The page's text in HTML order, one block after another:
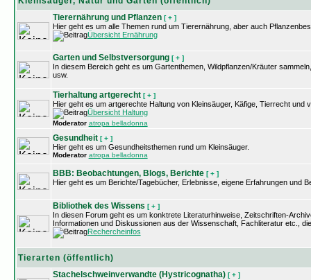
Tierernährung und Pflanzen [ + ]
Hier geht es um alle Themen rund um Tierernährung, aber auch
Übersicht Ernährung
Garten und Selbstversorgung [ + ]
In diesem Bereich geht es um Gartenthemen, Wildpflanzen/Kräuter
usw.
Tierhaltung artgerecht [ + ]
Hier geht es um artgerechte Haltung von Kleinsäuger, Käfige, Tierrecht und
Übersicht Haltung
Moderator atropa belladonna
Gesundheit [ + ]
Hier geht es um Gesundheitsthemen rund um Kleinsäuger.
Moderator atropa belladonna
BBB: Beobachtungen, Blogs, Berichte [ + ]
Hier geht es um Berichte/Tagebücher, Erlebnisse, eigene Erfahrungen und
Bibliothek des Wissens [ + ]
In diesen Forum geht es um konktrete Literaturhinweise, Zeitschriften-
Informationen und Diskussionen aus der Wissenschaft, Fachliteratur etc.,
Rechercheinfos
Tierarten (öffentlich)
Stachelschweinverwandte (Hystricognatha) [ + ]